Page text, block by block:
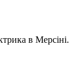
в Мерсіні.